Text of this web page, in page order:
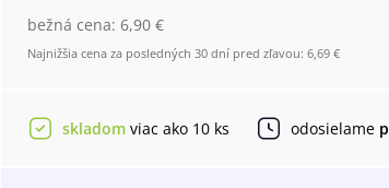
bežná cena:6,90 €
Najnižšia cena za posledných 30 dní pred zľavou: 6,69 €
skladom viac ako 10 ks odosielame